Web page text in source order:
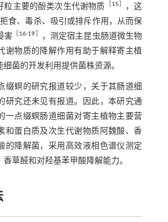
粒主要的酚类次生代谢物质
15
，这
食、毒杀、吸引或排斥作用，从而保
害
16-19
，测定宿主昆虫肠道微生物
谢物质的降解作用有助于解释寄主植
菌的开发利用提供菌株资源。
缀螟的研究报道较少，关于其肠道细
研究还未见有报道。因此，本研究通
一点缀螟肠道细菌对寄主植物主要营
和蛋白质及次生代谢物质阿魏酸、香
的降解菌，采用高效液相色谱仪测定
香草醛和对羟基苯甲酸降解能力。